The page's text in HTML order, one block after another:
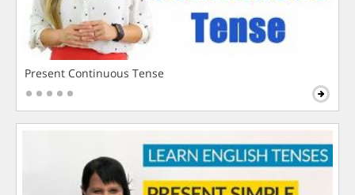
Present Continuous Tense